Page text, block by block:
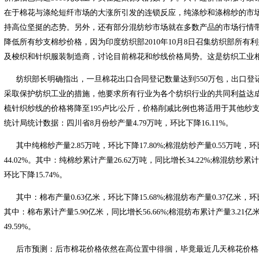
在于棉花与涤纶短纤市场的大涨所引发的连锁反应，纯涤纱和涤棉纱的
持高位坚挺的态势。另外，还有部分混纺纱市场就在多数产品的市场行
降低所有纱支棉纱价格，因为印度纺织部2010年10月8日召集纺织部所
及梭织和针织服装制造商，讨论目前棉花和纱线价格局势。这是纺织工业
纺织部长明确指出，一旦棉花出口合同登记数量达到550万包，出口
采取保护纺织工业的措施，他要求所有行业为各个纺织行业的共同利益
梳针织纱线的价格将降至195卢比/公斤，价格削减比例也将适用于其他
统计局统计数据：四川省8月份纱产量4.79万吨，环比下降16.11%。
其中纯棉纱产量2.85万吨，环比下降17.80%;棉混纺纱产量0.55万吨，
44.02%。其中：纯棉纱累计产量26.62万吨，同比增长34.22%;棉混纺纱累
环比下降15.74%。
其中：棉布产量0.63亿米，环比下降15.68%;棉混纺布产量0.37亿米，
其中：棉布累计产量5.90亿米，同比增长56.66%;棉混纺布累计产量3.21
49.59%。
后市预测：后市棉花价格依然在高位置中徘徊，毕竟最近几天棉花价